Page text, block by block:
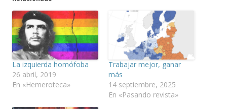
La izquierda homófoba
26 abril, 2019
En «Hemeroteca»
Trabajar mejor, ganar
más
14 septiembre, 2025
En «Pasando revista»